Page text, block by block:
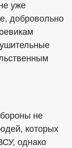
уже
добровольно
не
которых
однако